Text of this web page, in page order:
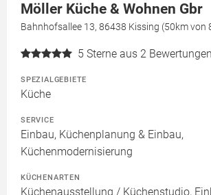
Möller Küche & Wohnen Gbr
Bahnhofsallee 13, 86438 Kissing (50km von
5 Sterne aus 2 Bewertungen
SPEZIALGEBIETE
Küche
SERVICE
Einbau, Küchenplanung & Einbau,
Küchenmodernisierung
KÜCHENARTEN
Küchenausstellung / Küchenstudio,